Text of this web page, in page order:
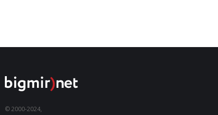
© 2000-2024,